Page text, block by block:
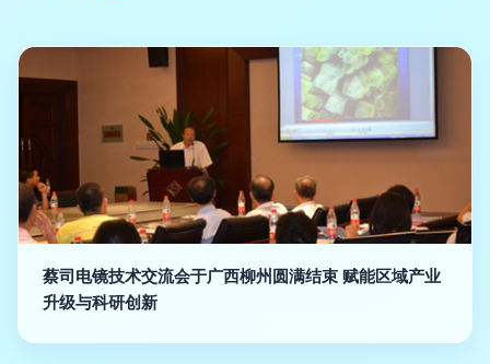
蔡司电镜技术交流会于广西柳州圆满结束 赋能区域产业
升级与科研创新